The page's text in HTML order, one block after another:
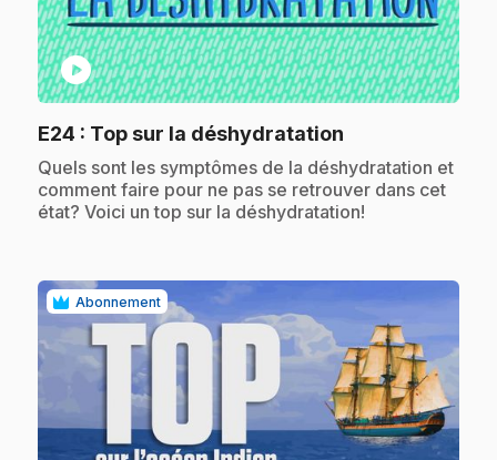
play_circle
E24 : Top sur la déshydratation
.Quels sont les symptômes de la déshydratation et
comment faire pour ne pas se retrouver dans cet
état? Voici un top sur la déshydratation!
Abonnement